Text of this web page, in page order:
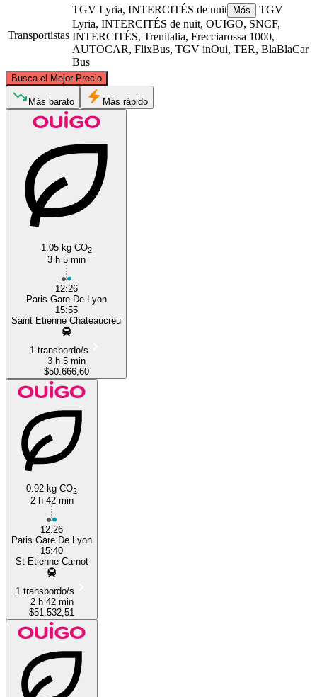
Transportistas
TGV Lyria, INTERCITÉS de nuit Más
TGV
Lyria, INTERCITÉS de nuit, OUIGO, SNCF,
INTERCITÉS, Trenitalia, Frecciarossa 1000,
AUTOCAR, FlixBus, TGV inOui, TER, BlaBlaCar
Bus
Busca el Mejor Precio
Paris
Más barato Más rápido
1.05 kg CO2
3 h 5 min
12:26
Paris Gare De Lyon
15:55
Saint Etienne Chateaucreu
1 transbordo/s
3 h 5 min
$50.666,60
0.92 kg CO2
2 h 42 min
12:26
Paris Gare De Lyon
15:40
St Etienne Carnot
1 transbordo/s
2 h 42 min
$51.532,51